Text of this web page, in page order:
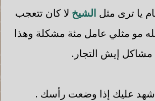
يا ترى مثل الشيخ لا كان تتعجب
مو مثلي عامل مئة مشكلة وهذا
إيش التجار.
عليك إذا وضعت رأسك .